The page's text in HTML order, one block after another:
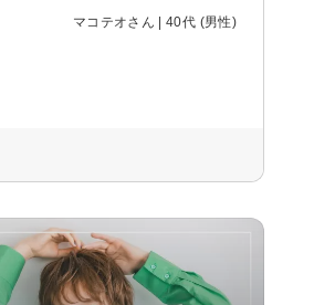
マコテオさん | 40代 (男性)